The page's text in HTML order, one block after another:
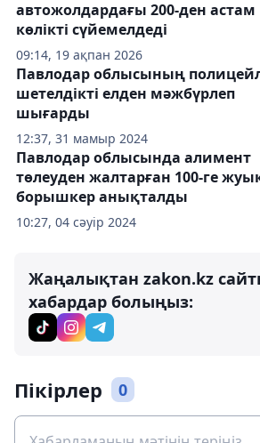
09:14, 19 ақпан 2026
автожолдардағы 200-ден астам
көлікті сүйемелдеді
12:37, 31 мамыр 2024
Павлодар облысының
шетелдікті елден мәжбүрлеп
шығарды
10:27, 04 сәуір 2024
Павлодар облысында алимент
төлеуден жалтарған 100-ге
борышкер анықталды
Жаңалықтан zakon.kz
хабардар болыңыз:
Пікірлер 0